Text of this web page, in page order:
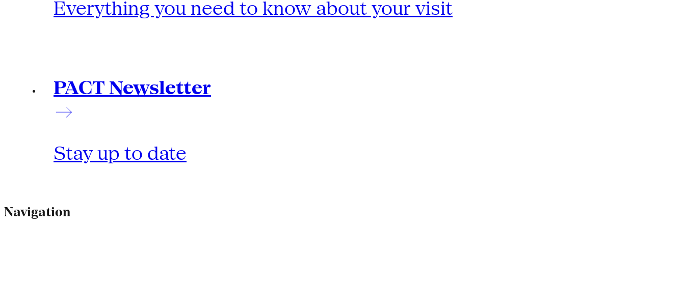
Everything you need to know about your visit
PACT Newsletter
Stay up to date
Navigation